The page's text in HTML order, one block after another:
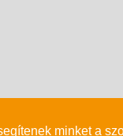
minket a